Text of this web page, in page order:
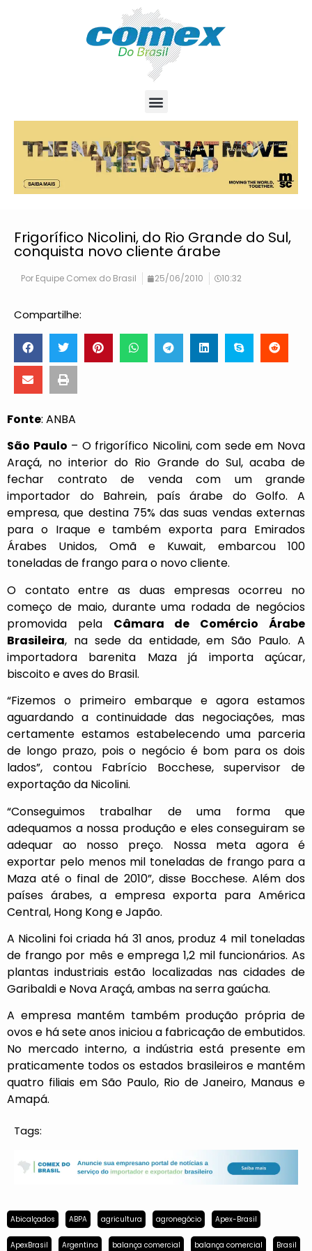
Frigorífico Nicolini, do Rio Grande do Sul,
conquista novo cliente árabe
Por Equipe Comex do Brasil 25/06/2010 10:32
Compartilhe:
Fonte: ANBA
São Paulo – O frigorífico Nicolini, com sede em Nova
Araçá, no interior do Rio Grande do Sul, acaba de
fechar contrato de venda com um grande
importador do Bahrein, país árabe do Golfo. A
empresa, que destina 75% das suas vendas externas
para o Iraque e também exporta para Emirados
Árabes Unidos, Omã e Kuwait, embarcou 100
toneladas de frango para o novo cliente.
O contato entre as duas empresas ocorreu no
começo de maio, durante uma rodada de negócios
promovida pela Câmara de Comércio Árabe
Brasileira, na sede da entidade, em São Paulo. A
importadora barenita Maza já importa açúcar,
biscoito e aves do Brasil.
“Fizemos o primeiro embarque e agora estamos
aguardando a continuidade das negociações, mas
certamente estamos estabelecendo uma parceria
de longo prazo, pois o negócio é bom para os dois
lados”, contou Fabrício Bocchese, supervisor de
exportação da Nicolini.
“Conseguimos trabalhar de uma forma que
adequamos a nossa produção e eles conseguiram se
adequar ao nosso preço. Nossa meta agora é
exportar pelo menos mil toneladas de frango para a
Maza até o final de 2010”, disse Bocchese. Além dos
países árabes, a empresa exporta para América
Central, Hong Kong e Japão.
A Nicolini foi criada há 31 anos, produz 4 mil toneladas
de frango por mês e emprega 1,2 mil funcionários. As
plantas industriais estão localizadas nas cidades de
Garibaldi e Nova Araçá, ambas na serra gaúcha.
A empresa mantém também produção própria de
ovos e há sete anos iniciou a fabricação de embutidos.
No mercado interno, a indústria está presente em
praticamente todos os estados brasileiros e mantém
quatro filiais em São Paulo, Rio de Janeiro, Manaus e
Amapá.
Tags:
Abicalçados ABPA agricultura agronegócio Apex-Brasil
ApexBrasil Argentina balança comercial balança comercial Brasil